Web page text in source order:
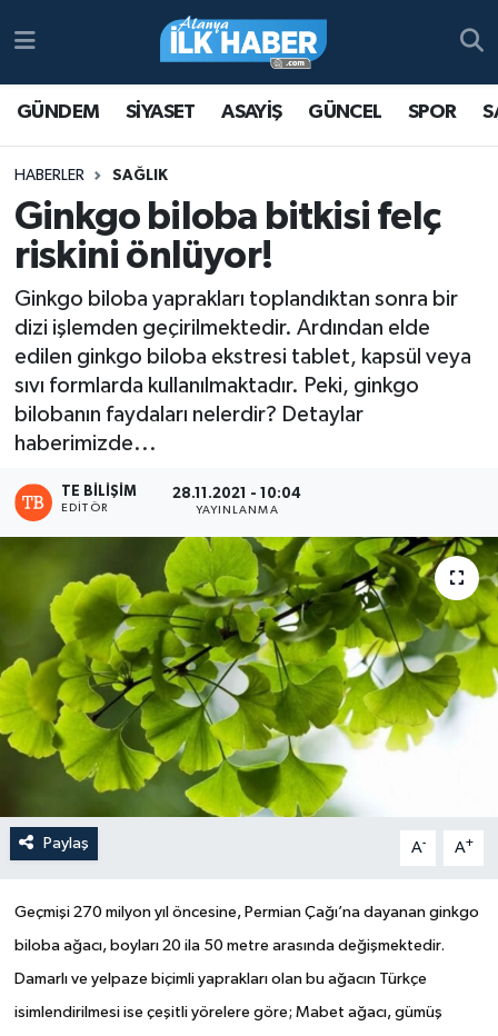
GÜNDEM SİYASET ASAYİŞ GÜNCEL SPOR
HABERLER SAĞLIK
Ginkgo biloba bitkisi felç
riskini önlüyor!
Ginkgo biloba yaprakları toplandıktan sonra bir
dizi işlemden geçirilmektedir. Ardından elde
edilen ginkgo biloba ekstresi tablet, kapsül veya
sıvı formlarda kullanılmaktadır. Peki, ginkgo
bilobanın faydaları nelerdir? Detaylar
haberimizde...
TE BILIŞIM
EDITÖR
28.11.2021 - 10:04
YAYINLANMA
Paylaş A- A+
Geçmişi 270 milyon yıl öncesine, Permian Çağı’na dayanan ginkgo
biloba ağacı, boyları 20 ila 50 metre arasında değişmektedir.
Damarlı ve yelpaze biçimli yaprakları olan bu ağacın Türkçe
isimlendirilmesi ise çeşitli yörelere göre; Mabet ağacı, gümüş
Antalya Nöbetçi Eczaneler
Antalya Namaz Vakitleri
Antalya Trafik Yoğunluk Haritası
Süper Lig Puan Durumu ve Fikstür
Tüm Manşetler
Son Dakika Haberleri
Haber Arşivi